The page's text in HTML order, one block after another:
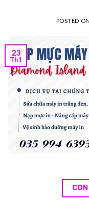
POSTED
23
Th1